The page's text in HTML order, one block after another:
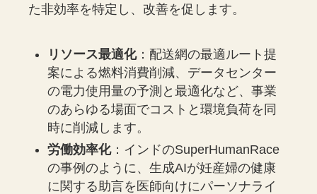
た非効率を特定し、改善を促します。
リソース最適化：配送網の最適ルート提
案による燃料消費削減、データセンター
の電力使用量の予測と最適化など、事業
のあらゆる場面でコストと環境負荷を同
時に削減します。
労働効率化：インドのSuperHumanRace
の事例のように、生成AIが妊産婦の健康
に関する助言を医師向けにパーソナライ